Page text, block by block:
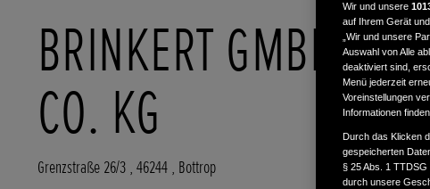
BRINKERT GMBH &
CO. KG
Grenzstraße 26/3 , 46244 , Bottrop
Wir und unsere
auf Ihrem Gerät
„Wir und unsere
Auswahl von Alle
deaktiviert sind,
Menü jederzeit
Voreinstellungen
Informationen
Durch das Klicken
gespeicherten
§ 25 Abs. 1 TTDSG
durch unsere